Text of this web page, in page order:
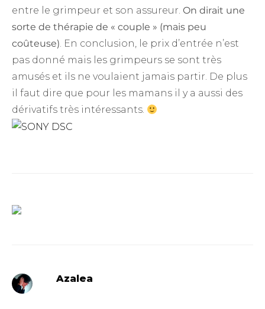
entre le grimpeur et son assureur. On dirait une
sorte de thérapie de « couple » (mais peu
coûteuse). En conclusion, le prix d’entrée n’est
pas donné mais les grimpeurs se sont très
amusés et ils ne voulaient jamais partir. De plus
il faut dire que pour les mamans il y a aussi des
dérivatifs très intéressants.
Azalea